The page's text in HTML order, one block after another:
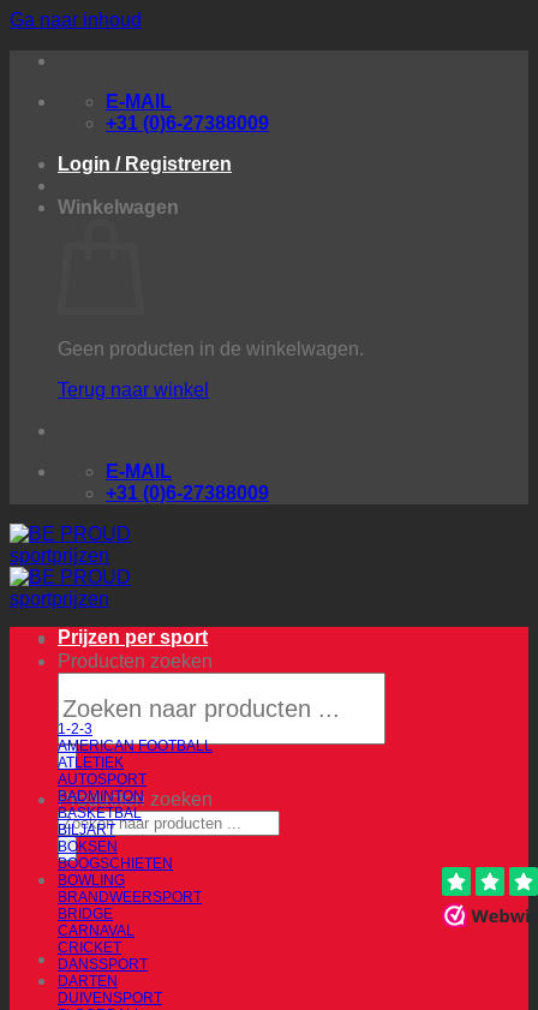
Ga naar inhoud
E-MAIL
+31 (0)6-27388009
Login / Registreren
Winkelwagen
Geen producten in de winkelwagen.
Terug naar winkel
E-MAIL
+31 (0)6-27388009
Producten zoeken
Producten zoeken
Prijzen per sport
1-2-3
AMERICAN FOOTBALL
ATLETIEK
AUTOSPORT
BADMINTON
BASKETBAL
BILJART
BOKSEN
BOOGSCHIETEN
BOWLING
BRANDWEERSPORT
BRIDGE
CARNAVAL
CRICKET
DANSSPORT
DARTEN
DUIVENSPORT